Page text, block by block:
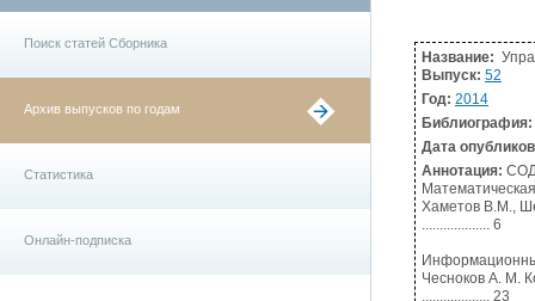
Поиск статей Сборника
Архив выпусков по годам
Статистика
Онлайн-подписка
Название:
Выпуск: 52
Год: 2014
Библиография:
Дата
Аннотация:
Хаметов В.М.,
................... 6
Чесноков А. М.
................... 23